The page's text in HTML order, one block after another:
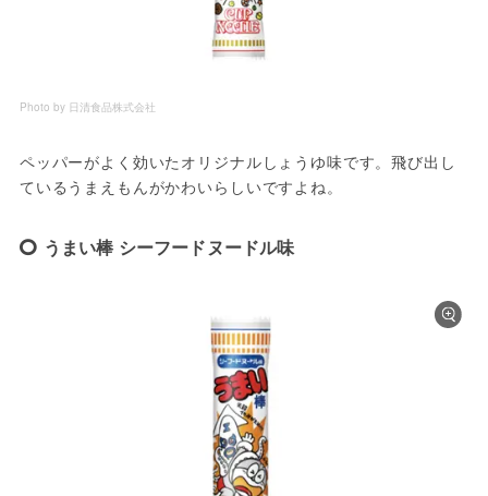
Photo by 日清食品株式会社
ペッパーがよく効いたオリジナルしょうゆ味です。飛び出し
ているうまえもんがかわいらしいですよね。
うまい棒 シーフードヌードル味